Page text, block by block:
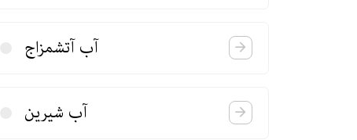
آب آتشمزاج
آب شیرین